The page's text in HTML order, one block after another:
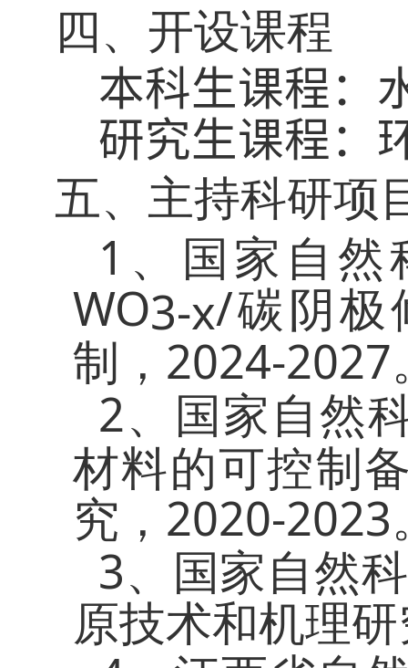
四、开设课程
本科生课程：
研究生课程：
五、主持科研项
1 、国家自
WO3-x/碳阴极
制， 2024-2027
2、国家自然
材料的可控制
究， 2020-2023
3、国家自然
原技术和机理